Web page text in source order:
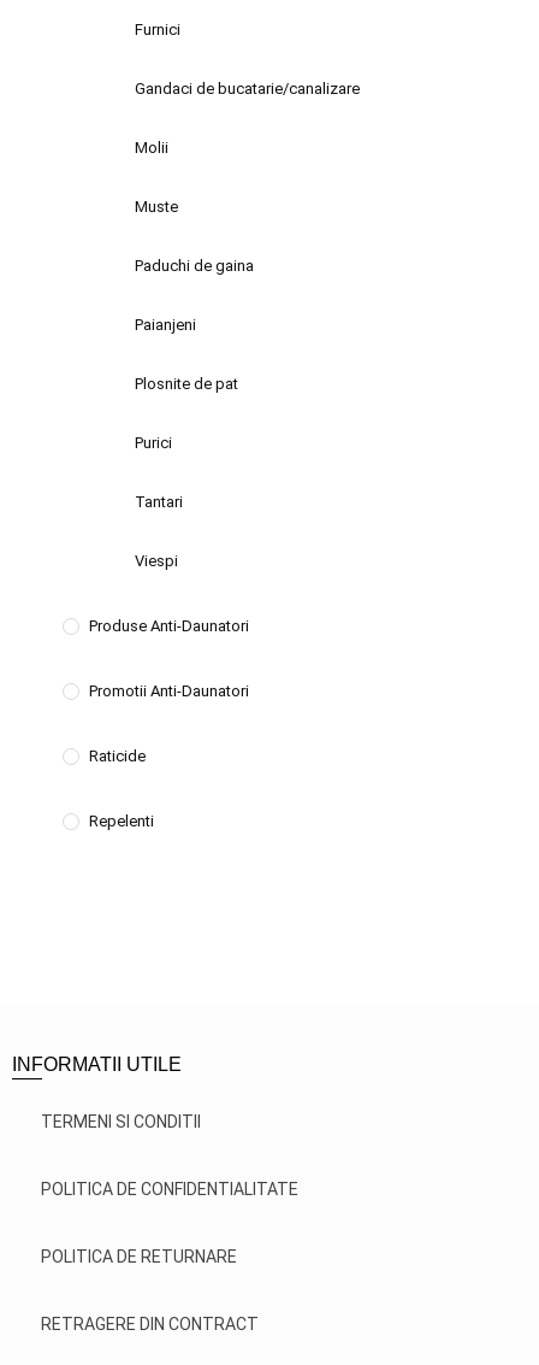
Furnici
Gandaci de bucatarie/canalizare
Molii
Muste
Paduchi de gaina
Paianjeni
Plosnite de pat
Purici
Tantari
Viespi
Produse Anti-Daunatori
Promotii Anti-Daunatori
Raticide
Repelenti
INFORMATII UTILE
TERMENI SI CONDITII
POLITICA DE CONFIDENTIALITATE
POLITICA DE RETURNARE
RETRAGERE DIN CONTRACT